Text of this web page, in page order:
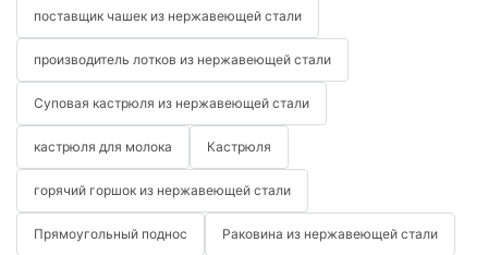
поставщик чашек из нержавеющей стали
производитель лотков из нержавеющей стали
Суповая кастрюля из нержавеющей стали
кастрюля для молока Кастрюля
горячий горшок из нержавеющей стали
Прямоугольный поднос Раковина из нержавеющей стали